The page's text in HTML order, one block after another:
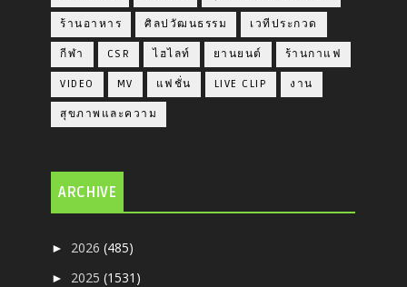
ร้านอาหาร ศิลปวัฒนธรรม เวทีประกวด
กีฬา CSR ไฮไลท์ ยานยนต์ ร้านกาแฟ
VIDEO MV แฟชั่น LIVE CLIP งาน
สุขภาพและความ
ARCHIVE
► 2026(485)
► 2025(1531)